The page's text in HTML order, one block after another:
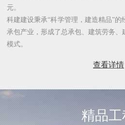
元。
科建建设秉承“科学管理，建造精品”
承包产业，形成了总承包、建筑劳务、
模式。
查看详情
精品工